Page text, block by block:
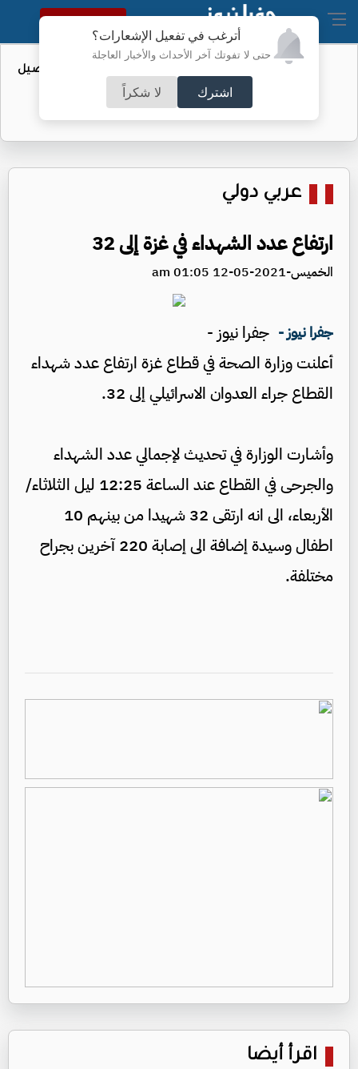
أترغب في تفعيل الإشعارات؟
حتى لا تفوتك آخر الأحداث والأخبار العاجلة
اشترك لا شكراً
النسخة الكاملة
عطاء حكومي لتعزيز مخزون النفط - تفاصيل
عربي دولي
ارتفاع عدد الشهداء في غزة إلى 32
الخميس-2021-05-12 01:05 am
جفرا نيوز - جفرا نيوز -
أعلنت وزارة الصحة في قطاع غزة ارتفاع عدد شهداء
القطاع جراء العدوان الاسرائيلي إلى 32.
وأشارت الوزارة في تحديث لإجمالي عدد الشهداء
والجرحى في القطاع عند الساعة 12:25 ليل الثلاثاء/
الأربعاء، الى انه ارتقى 32 شهيدا من بينهم 10
اطفال وسيدة إضافة الى إصابة 220 آخرين بجراح
مختلفة.
اقرأ أيضا